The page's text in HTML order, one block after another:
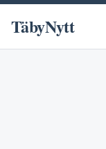
TäbyNytt